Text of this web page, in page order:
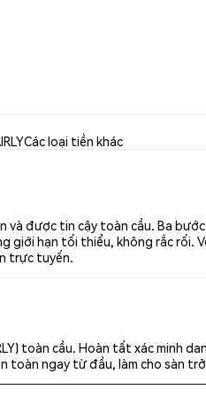
Các loại tiền khác
và được tin cậy toàn cầu. Ba
hạn tối thiểu, không rắc rối.
trực tuyến.
toàn cầu. Hoàn tất xác minh
toàn ngay từ đầu, làm cho sàn